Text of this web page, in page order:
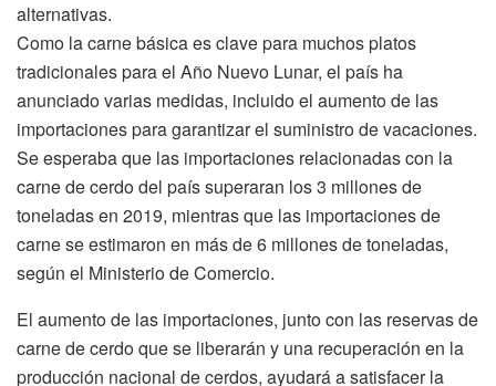
alternativas.
Como la carne básica es clave para muchos platos
tradicionales para el Año Nuevo Lunar, el país ha
anunciado varias medidas, incluido el aumento de las
importaciones para garantizar el suministro de vacaciones.
Se esperaba que las importaciones relacionadas con la
carne de cerdo del país superaran los 3 millones de
toneladas en 2019, mientras que las importaciones de
carne se estimaron en más de 6 millones de toneladas,
según el Ministerio de Comercio.
El aumento de las importaciones, junto con las reservas de
carne de cerdo que se liberarán y una recuperación en la
producción nacional de cerdos, ayudará a satisfacer la